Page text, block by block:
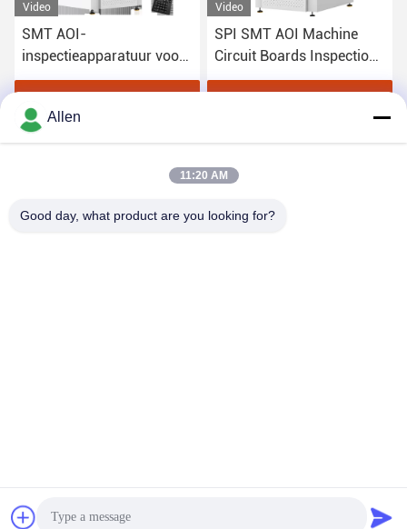
Video
SMT AOI-
inspectieapparatuur voor
halfgeleiders
Video
SPI SMT AOI Machine
Circuit Boards Inspection
voor kwaliteitscontrole
2024-2026 Dongguan MENTO Intelligent Technology Co., Ltd. . Alle rechten
Allen
11:20 AM
Good day, what product are you looking for?